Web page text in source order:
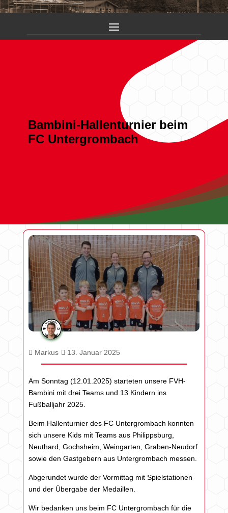
Bambini-Hallenturnier beim
FC Untergrombach
Markus 13. Januar 2025
Am Sonntag (12.01.2025) starteten unsere FVH-
Bambini mit drei Teams und 13 Kindern ins
Fußballjahr 2025.
Beim Hallenturnier des FC Untergrombach konnten
sich unsere Kids mit Teams aus Philippsburg,
Neuthard, Gochsheim, Weingarten, Graben-Neudorf
sowie den Gastgebern aus Untergrombach messen.
Abgerundet wurde der Vormittag mit Spielstationen
und der Übergabe der Medaillen.
Wir bedanken uns beim FC Untergrombach für die